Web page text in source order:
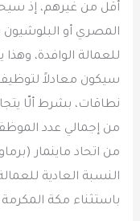
أقل من غيرهم، إذ
سيكون معادلاً
من إجمالي عدد
النسبة العادية
باستثناء مكة المكرمة